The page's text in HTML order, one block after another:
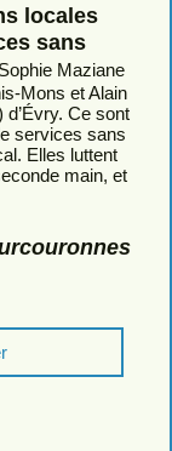
locales
sans
Maziane
Mons et Alain
Ce sont
services sans
Elles luttent
main, et